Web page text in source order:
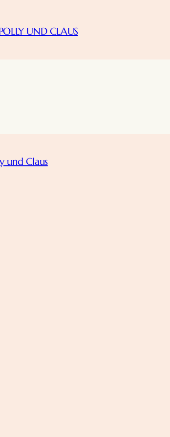
UND CLAUS
und Claus